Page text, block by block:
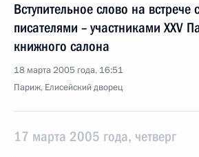
Вступительное слово на встрече
писателями – участниками XXV
книжного салона
18 марта 2005 года, 16:51
Париж, Елисейский дворец
17 марта 2005 года, четверг